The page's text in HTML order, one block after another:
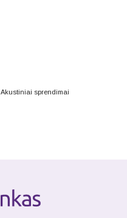
Akustiniai sprendimai